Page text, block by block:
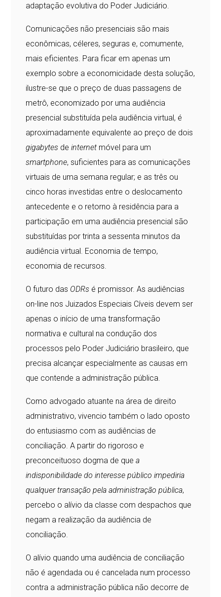
adaptação evolutiva do Poder Judiciário.
Comunicações não presenciais são mais
econômicas, céleres, seguras e, comumente,
mais eficientes. Para ficar em apenas um
exemplo sobre a economicidade desta solução,
ilustre-se que o preço de duas passagens de
metrô, economizado por uma audiência
presencial substituída pela audiência virtual, é
aproximadamente equivalente ao preço de dois
gigabytes de internet móvel para um
smartphone, suficientes para as comunicações
virtuais de uma semana regular; e as três ou
cinco horas investidas entre o deslocamento
antecedente e o retorno à residência para a
participação em uma audiência presencial são
substituídas por trinta a sessenta minutos da
audiência virtual. Economia de tempo,
economia de recursos.
O futuro das ODRs é promissor. As audiências
on-line nos Juizados Especiais Cíveis devem ser
apenas o início de uma transformação
normativa e cultural na condução dos
processos pelo Poder Judiciário brasileiro, que
precisa alcançar especialmente as causas em
que contende a administração pública.
Como advogado atuante na área de direito
administrativo, vivencio também o lado oposto
do entusiasmo com as audiências de
conciliação. A partir do rigoroso e
preconceituoso dogma de quea
indisponibilidade do interesse público impediria
qualquer transação pela administração pública,
percebo o alívio da classe com despachos que
negam a realização da audiência de
conciliação.
O alívio quando uma audiência de conciliação
não é agendada ou é cancelada num processo
contra a administração pública não decorre de